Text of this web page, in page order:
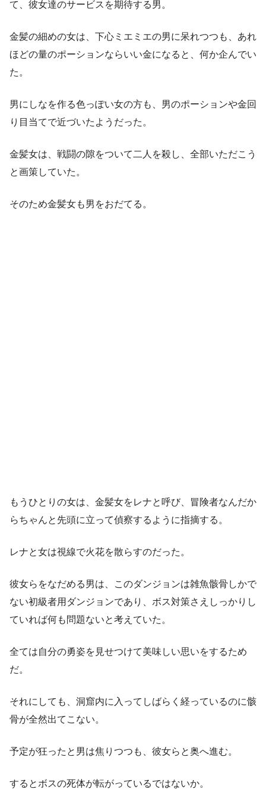
て、彼女達のサービスを期待する男。
金髪の細めの女は、下心ミエミエの男に呆れつつも、あれ
ほどの量のポーションならいい金になると、何か企んでい
た。
男にしなを作る色っぽい女の方も、男のポーションや金回
り目当てで近づいたようだった。
金髪女は、戦闘の隙をついて二人を殺し、全部いただこう
と画策していた。
そのため金髪女も男をおだてる。
もうひとりの女は、金髪女をレナと呼び、冒険者なんだか
らちゃんと先頭に立って偵察するように指摘する。
レナと女は視線で火花を散らすのだった。
彼女らをなだめる男は、このダンジョンは雑魚骸骨しかで
ない初級者用ダンジョンであり、ボス対策さえしっかりし
ていれば何も問題ないと考えていた。
全ては自分の勇姿を見せつけて美味しい思いをするため
だ。
それにしても、洞窟内に入ってしばらく経っているのに骸
骨が全然出てこない。
予定が狂ったと男は焦りつつも、彼女らと奥へ進む。
するとボスの死体が転がっているではないか。